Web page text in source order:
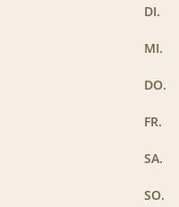
DI.
MI.
DO.
FR.
SA.
SO.